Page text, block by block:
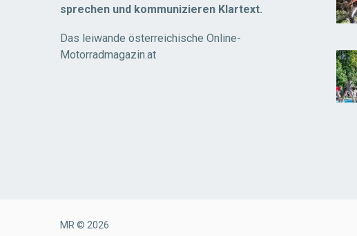
sprechen und kommunizieren Klartext.
Das leiwande österreichische Online-
Motorradmagazin.at
MR © 2026